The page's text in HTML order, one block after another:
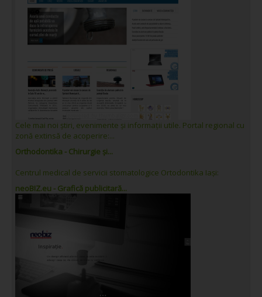
Cele mai noi știri, evenimente și informații utile. Portal regional cu
zonă extinsă de acoperire:...
Orthodontika - Chirurgie și...
Centrul medical de servicii stomatologice Ortodontika Iași:
neoBIZ.eu - Grafică publicitară...